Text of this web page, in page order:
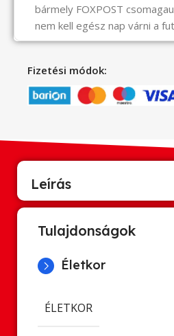
bármely FOXPOST
nem kell egész nap várni a
Fizetési módok:
Leírás
Tulajdonságok
Életkor
ÉLETKOR